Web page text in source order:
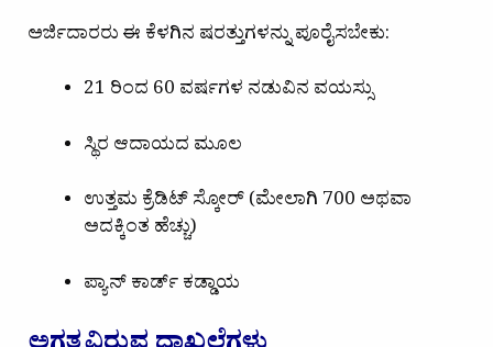
ಅರ್ಜಿದಾರರು ಈ ಕೆಳಗಿನ ಷರತ್ತುಗಳನ್ನು ಪೂರೈಸಬೇಕು:
21 ರಿಂದ 60 ವರ್ಷಗಳ ನಡುವಿನ ವಯಸ್ಸು
ಸ್ಥಿರ ಆದಾಯದ ಮೂಲ
ಉತ್ತಮ ಕ್ರೆಡಿಟ್ ಸ್ಕೋರ್ (ಮೇಲಾಗಿ 700 ಅಥವಾ
ಅದಕ್ಕಿಂತ ಹೆಚ್ಚು)
ಪ್ಯಾನ್ ಕಾರ್ಡ್ ಕಡ್ಡಾಯ